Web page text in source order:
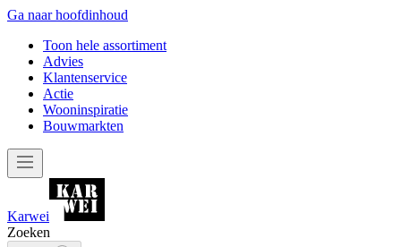
Ga naar hoofdinhoud
Toon hele assortiment
Advies
Klantenservice
Actie
Wooninspiratie
Bouwmarkten
Karwei
Zoeken